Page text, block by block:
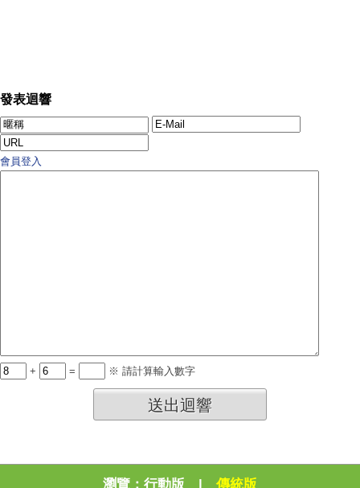
發表迴響
會員登入
+ = ※ 請計算輸入數字
送出迴響
瀏覽： 行動版 | 傳統版